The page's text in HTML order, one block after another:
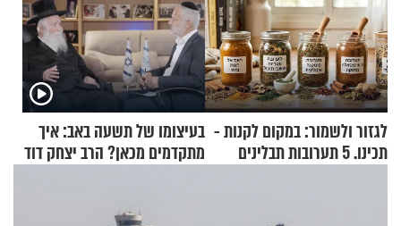
לגזור ולשמור: במקום לקנות -
תכינו. 5 תערובות תבלינים
בעיצומו של תשעה באב: איך
מתקדמים מכאן? הרב יצחק דוד